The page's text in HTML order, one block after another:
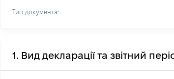
Тип документа:
1. Вид декларації та звітний